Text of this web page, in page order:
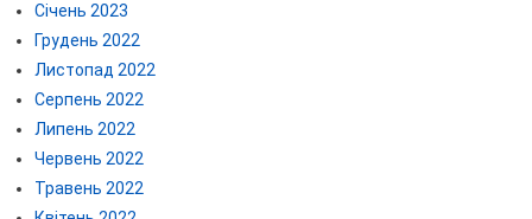
Січень 2023
Грудень 2022
Листопад 2022
Серпень 2022
Липень 2022
Червень 2022
Травень 2022